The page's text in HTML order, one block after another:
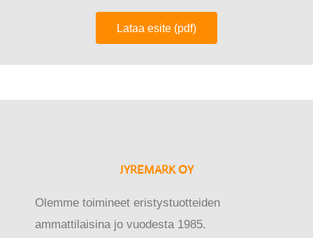
Lataa esite (pdf)
JYREMARK OY
Olemme toimineet eristystuotteiden
ammattilaisina jo vuodesta 1985.